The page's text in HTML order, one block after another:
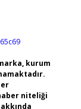
kurum
niteliği